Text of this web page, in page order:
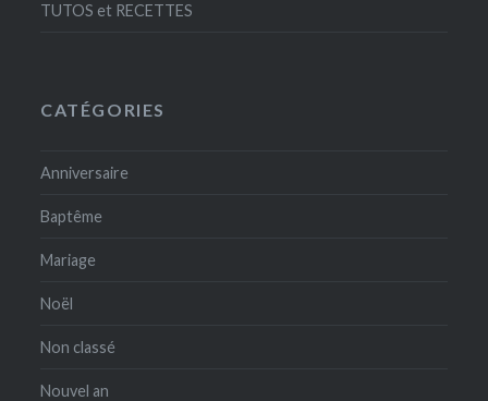
TUTOS et RECETTES
CATÉGORIES
Anniversaire
Baptême
Mariage
Noël
Non classé
Nouvel an